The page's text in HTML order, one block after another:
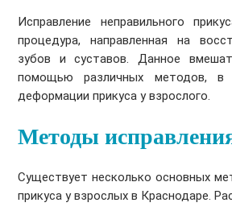
Исправление неправильного
процедура, направленная на
зубов и суставов. Данное
помощью различных методов,
деформации прикуса у взрослого.
Методы
Существует несколько основных
прикуса у взрослых в Краснодаре.